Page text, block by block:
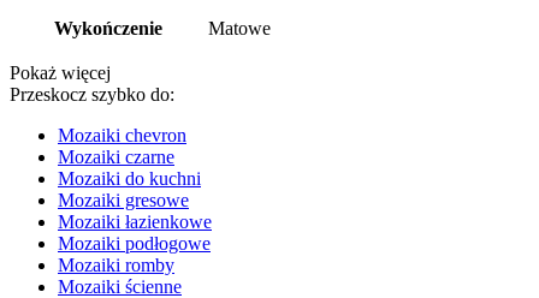
Wykończenie Matowe
Pokaż więcej
Przeskocz szybko do:
Mozaiki chevron
Mozaiki czarne
Mozaiki do kuchni
Mozaiki gresowe
Mozaiki łazienkowe
Mozaiki podłogowe
Mozaiki romby
Mozaiki ścienne